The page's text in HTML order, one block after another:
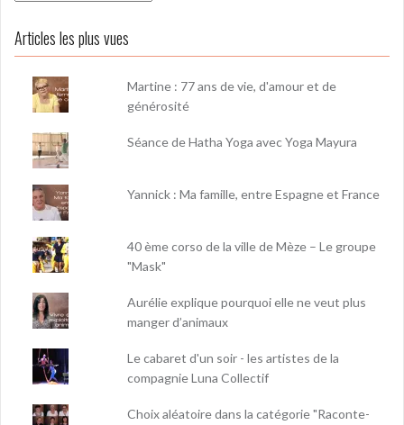
Articles les plus vues
Martine : 77 ans de vie, d'amour et de
générosité
Séance de Hatha Yoga avec Yoga Mayura
Yannick : Ma famille, entre Espagne et France
40 ème corso de la ville de Mèze – Le groupe
"Mask"
Aurélie explique pourquoi elle ne veut plus
manger d’animaux
Le cabaret d'un soir - les artistes de la
compagnie Luna Collectif
Choix aléatoire dans la catégorie "Raconte-